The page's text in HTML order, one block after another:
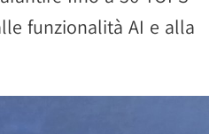
funzionalità AI e alla